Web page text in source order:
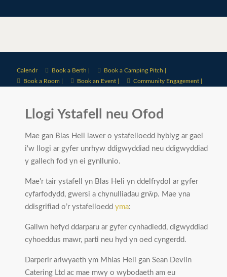
Calendr Book a Berth |
Book a Camping Pitch |
Book a Room |
Book an Event | Community Engagement |
Llogi Ystafell neu Ofod
Mae gan Blas Heli lawer o ystafelloedd hyblyg ar gael
i'w llogi ar gyfer unrhyw ddigwyddiad neu ddigwyddiad
y gallech fod yn ei gynllunio.
Mae'r tair ystafell yn Blas Heli yn ddelfrydol ar gyfer
cyfarfodydd, gwersi a chynulliadau grŵp. Mae yna
ddisgrifiad o’r ystafelloedd yma:
Gallwn hefyd ddarparu ar gyfer cynhadledd, digwyddiad
cyhoeddus mawr, parti neu hyd yn oed cyngerdd.
Darperir arlwyaeth ym Mhlas Heli gan Sean Devlin
Catering Ltd ac mae mwy o wybodaeth am eu